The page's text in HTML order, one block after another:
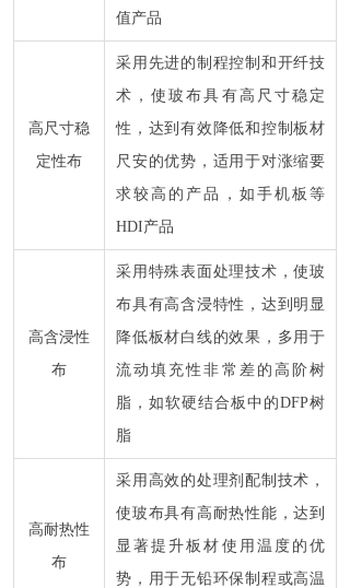
值产品
高尺寸稳
定性布
采用先进的制程控制和开纤技
术，使玻布具有高尺寸稳定
性，达到有效降低和控制板材
尺安的优势，适用于对涨缩要
求较高的产品，如手机板等
HDI产品
高含浸性
布
采用特殊表面处理技术，使玻
布具有高含浸特性，达到明显
降低板材白线的效果，多用于
流动填充性非常差的高阶树
脂，如软硬结合板中的DFP树
脂
高耐热性
布
采用高效的处理剂配制技术，
使玻布具有高耐热性能，达到
显著提升板材使用温度的优
势，用于无铅环保制程或高温